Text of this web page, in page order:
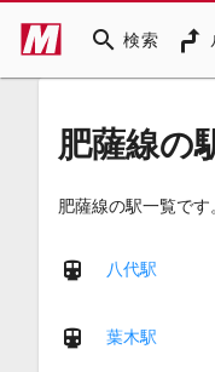
search 検索
肥薩線の
肥薩線の駅一覧です
八代駅
葉木駅